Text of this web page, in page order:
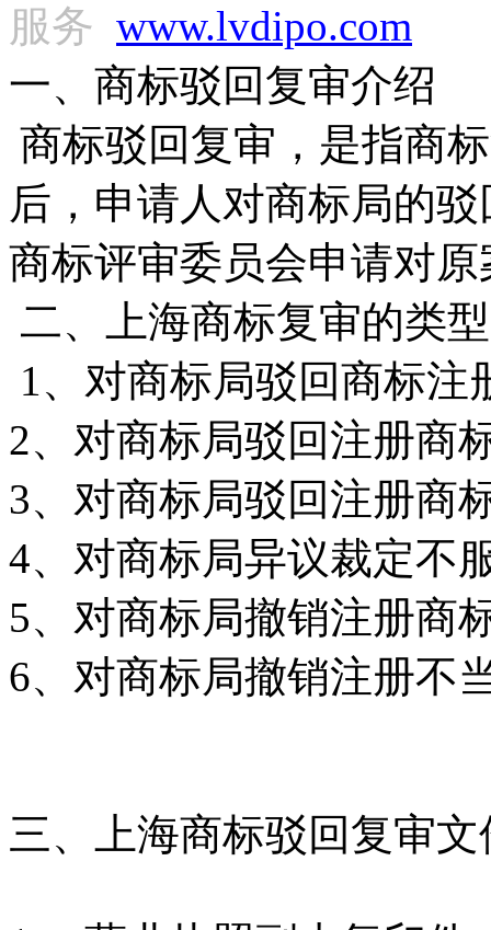
服务 www.lvdipo.com
一、商标驳回复审介绍
商标驳回复审，是指商
后，申请人对商标局的
商标评审委员会申请对
二、上海商标复审的类
1、对商标局驳回商标
2、对商标局驳回注册商
3、对商标局驳回注册商
4、对商标局异议裁定不
5、对商标局撤销注册商
6、对商标局撤销注册不
三、上海商标驳回复审